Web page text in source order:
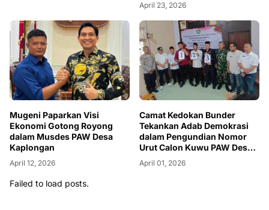
April 23, 2026
Mugeni Paparkan Visi
Ekonomi Gotong Royong
dalam Musdes PAW Desa
Kaplongan
April 12, 2026
Camat Kedokan Bunder
Tekankan Adab Demokrasi
dalam Pengundian Nomor
Urut Calon Kuwu PAW Desa
Kaplongan
April 01, 2026
Failed to load posts.